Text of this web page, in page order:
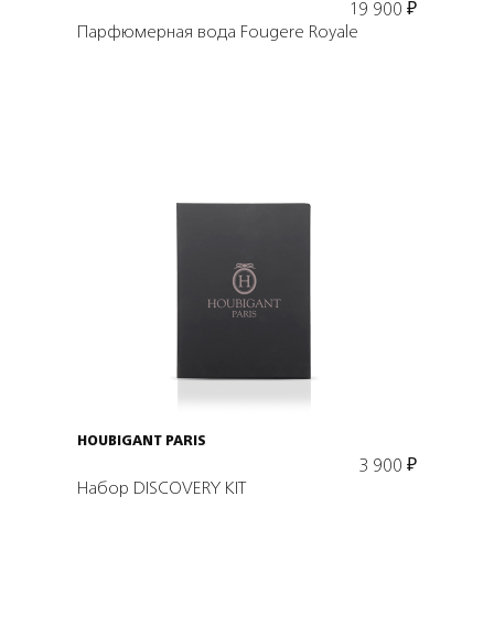
19 900 ₽
Парфюмерная вода Fougere Royale
Подробнее
HOUBIGANT PARIS
3 900 ₽
Набор DISCOVERY KIT